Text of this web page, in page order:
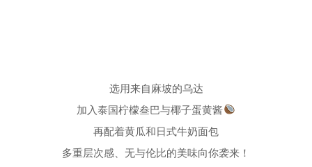
选用来自麻坡的乌达
加入泰国柠檬叁巴与椰子蛋黄酱
再配着黄瓜和日式牛奶面包
多重层次感、无与伦比的美味向你袭来！